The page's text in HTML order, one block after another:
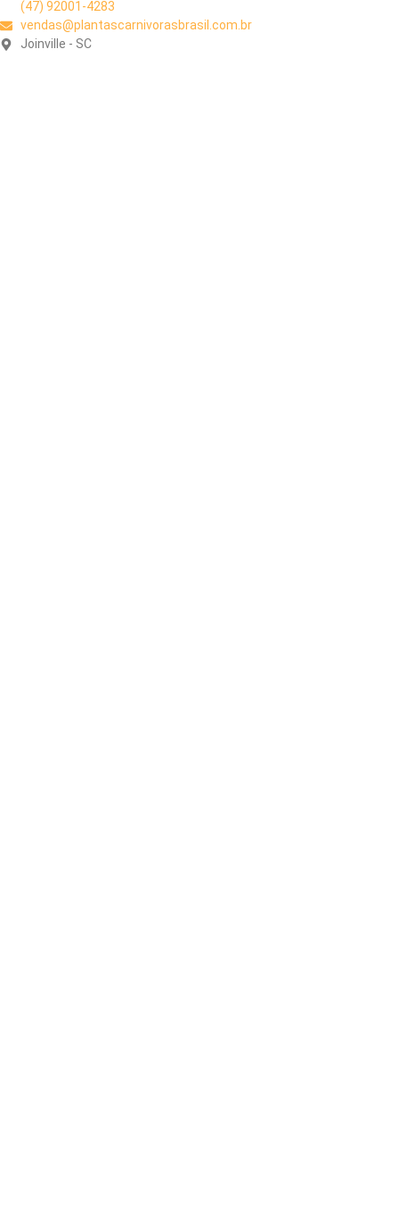
(47) 92001-4283
vendas@plantascarnivorasbrasil.com.br
Joinville - SC